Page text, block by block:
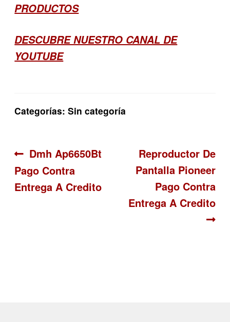
PRODUCTOS
DESCUBRE NUESTRO CANAL DE
YOUTUBE
Categorías: Sin categoría
Navegación
de
Anterior:
Dmh Ap6650Bt
Pago Contra
Entrega A Credito
Siguiente:
Reproductor De
Pantalla Pioneer
Pago Contra
Entrega A Credito